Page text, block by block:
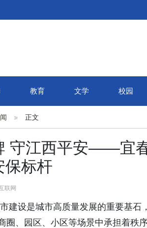
教育 文学 校园
正文
守江西平安——宜
保标杆
联网
建设是城市高质量发展的重要基
圈、园区、小区等场景中承担着秩